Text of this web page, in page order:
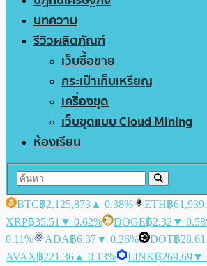
บทความ
รีวิวผลิตภัณฑ์
เว็บซื้อขาย
กระเป๋าเก็บเหรียญ
เครื่องขุด
เว็บขุดแบบ Cloud Mining
ห้องเรียน
BTC฿2,125,873 ▲ 0.38% ETH฿
XRP฿35.51 ▼ 0.62% DOGE฿2.32 ▼
0.11%
ADA฿6.37▼ 0.26% DOT฿28.61
AVAX฿221.36 ▲ 0.13% LINK฿269.69▼